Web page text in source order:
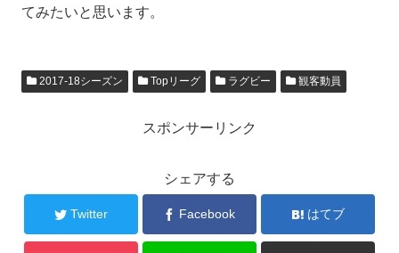
てみたいと思います。
2017-18シーズン Topリーグ ラグビー 観客動員
スポンサーリンク
シェアする
Twitter Facebook はてブ